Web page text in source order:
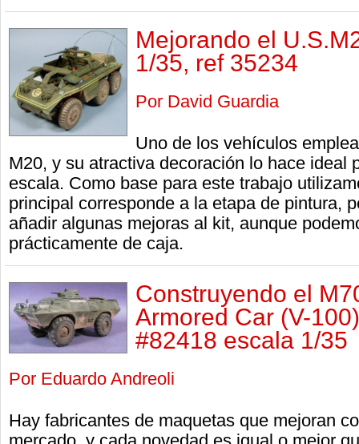
Mejorando el
1/35, ref 35234
Por David Guardia
Uno de los vehículos
M20, y su atractiva decoración lo hace ideal
escala. Como base para este trabajo
principal corresponde a la etapa de pintura,
añadir algunas mejoras al kit, aunque
prácticamente de caja.
Construyendo el
Armored Car (V-
#82418 escala 1/35
Por Eduardo Andreoli
Hay fabricantes de maquetas que mejoran